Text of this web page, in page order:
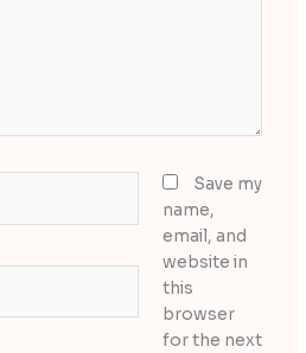
Save my
name,
email, and
website in
this
browser
for the next